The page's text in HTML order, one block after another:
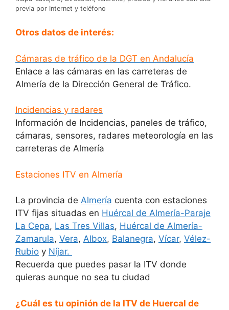
previa por Internet y teléfono
Otros datos de interés:
Cámaras de tráfico de la DGT en Andalucía
Enlace a las cámaras en las carreteras de
Almería de la Dirección General de Tráfico.
Incidencias y radares
Información de Incidencias, paneles de tráfico,
cámaras, sensores, radares meteorología en las
carreteras de Almería
Estaciones ITV en Almería
La provincia de Almería cuenta con estaciones
ITV fijas situadas en Huércal de Almería-Paraje
La Cepa, Las Tres Villas, Huércal de Almería-
Zamarula, Vera, Albox, Balanegra, Vícar, Vélez-
Rubio y Níjar.
Recuerda que puedes pasar la ITV donde
quieras aunque no sea tu ciudad
¿Cuál es tu opinión de la ITV de Huercal de